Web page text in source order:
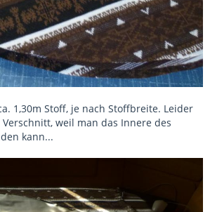
1,30m Stoff, je nach Stoffbreite. Leider
weil man das Innere des
kann...